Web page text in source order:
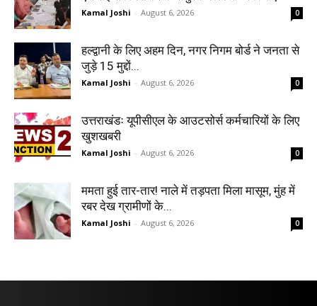
Kamal Joshi - August 6, 2026 0
हल्द्वानी के लिए अहम दिन, नगर निगम बोर्ड ने जनता से
जुड़े 15 मुद्दों...
Kamal Joshi - August 6, 2026 0
उत्तराखंडः यूपीसीएल के आउटसोर्स कर्मचारियों के लिए
खुशखबरी
Kamal Joshi - August 6, 2026 0
ममता हुई तार-तार! नाले में तड़पता मिला मासूम, मुंह में
रबर देख ग्रामीणों के...
Kamal Joshi - August 6, 2026 0